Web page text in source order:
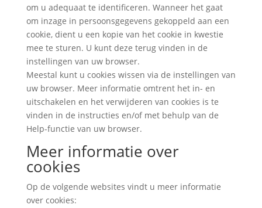
om u adequaat te identificeren. Wanneer het gaat
om inzage in persoonsgegevens gekoppeld aan een
cookie, dient u een kopie van het cookie in kwestie
mee te sturen. U kunt deze terug vinden in de
instellingen van uw browser.
Meestal kunt u cookies wissen via de instellingen van
uw browser. Meer informatie omtrent het in- en
uitschakelen en het verwijderen van cookies is te
vinden in de instructies en/of met behulp van de
Help-functie van uw browser.
Meer informatie over
cookies
Op de volgende websites vindt u meer informatie
over cookies: